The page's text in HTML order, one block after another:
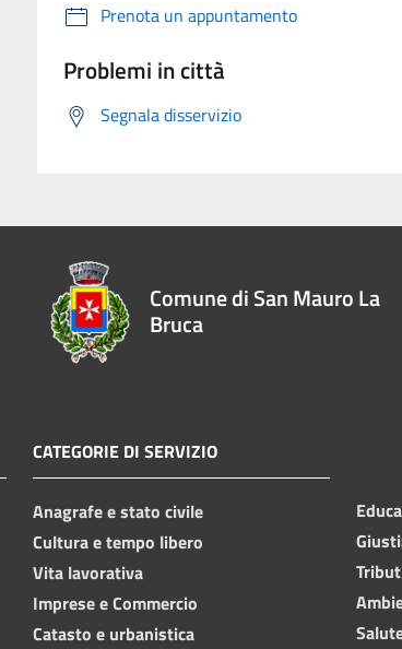
Prenota un appuntamento
Problemi in città
Segnala disservizio
Comune di San Mauro La
Bruca
CATEGORIE DI SERVIZIO
Anagrafe e stato civile
Cultura e tempo libero
Vita lavorativa
Imprese e Commercio
Catasto e urbanistica